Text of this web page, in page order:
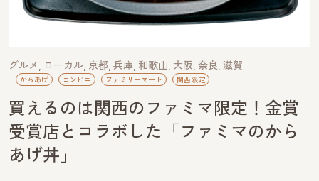
グルメ ローカル 京都 兵庫 和歌山 大阪 奈良 滋賀
からあげ コンビニ ファミリーマート 関西限定
買えるのは関西のファミマ限定！金賞
受賞店とコラボした「ファミマのから
あげ丼」